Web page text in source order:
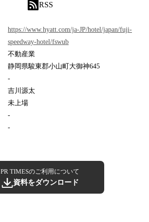
RSS
https://www.hyatt.com/ja-JP/hotel/japan/fuji-
speedway-hotel/fswub
不動産業
静岡県駿東郡小山町大御神645
-
吉川源太
未上場
-
-
PR TIMESのご利用について
資料をダウンロード